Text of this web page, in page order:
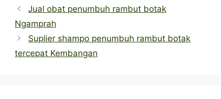
Jual obat penumbuh rambut botak
Ngamprah
Suplier shampo penumbuh rambut botak
tercepat Kembangan